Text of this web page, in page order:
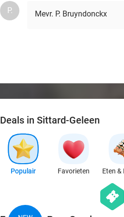
P. Mevr. P. Bruyndonckx
Deals in Sittard-Geleen
Populair Favorieten Eten &
hexagon
events